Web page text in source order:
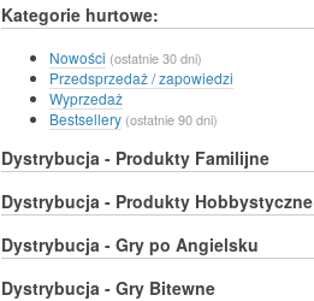
Kategorie hurtowe:
Nowości (ostatnie 30 dni)
Przedsprzedaż / zapowiedzi
Wyprzedaż
Bestsellery (ostatnie 90 dni)
Dystrybucja - Produkty Familijne
Dystrybucja - Produkty Hobbystyczne
Dystrybucja - Gry po Angielsku
Dystrybucja - Gry Bitewne